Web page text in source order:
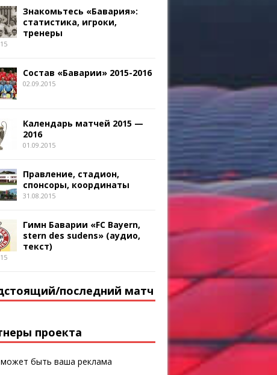
Знакомьтесь «Бавария»:
статистика, игроки,
тренеры
Состав «Баварии» 2015-2016
02.09.2015
Календарь матчей 2015 —
2016
01.09.2015
Правление, стадион,
спонсоры, координаты
31.08.2015
Гимн Баварии «FC Bayern,
stern des sudens» (аудио,
текст)
последний матч
проекта
может быть ваша реклама